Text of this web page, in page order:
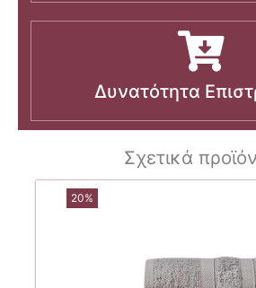
Δυνατότητα
Σχετικά
20%